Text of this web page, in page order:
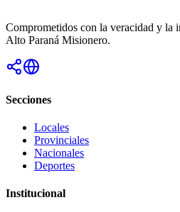
Comprometidos con la veracidad y la
Alto Paraná Misionero.
Secciones
Locales
Provinciales
Nacionales
Deportes
Institucional